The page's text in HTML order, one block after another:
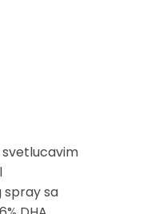
spray sa